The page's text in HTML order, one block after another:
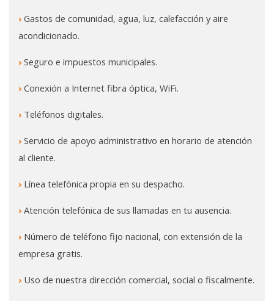
› Gastos de comunidad, agua, luz, calefacción y aire
acondicionado.
› Seguro e impuestos municipales.
› Conexión a Internet fibra óptica, WiFi.
› Teléfonos digitales.
› Servicio de apoyo administrativo en horario de atención
al cliente.
› Línea telefónica propia en su despacho.
› Atención telefónica de sus llamadas en tu ausencia.
› Número de teléfono fijo nacional, con extensión de la
empresa gratis.
› Uso de nuestra dirección comercial, social o fiscalmente.